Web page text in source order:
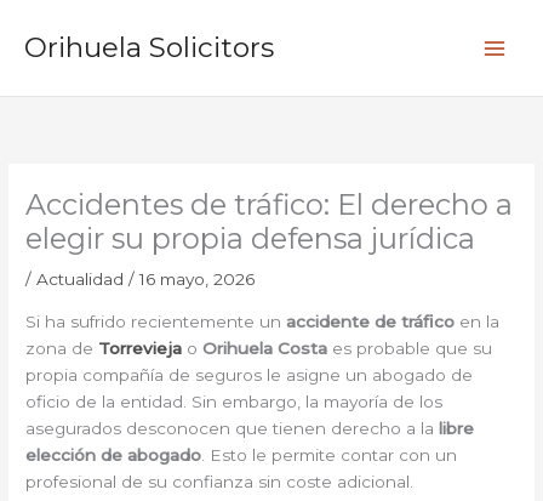
Orihuela Solicitors
Accidentes de tráfico: El derecho a
elegir su propia defensa jurídica
/Actualidad /16 mayo, 2026
Si ha sufrido recientemente unaccidente de tráfico en la
zona de Torrevieja oOrihuela Costa es probable que su
propia compañía de seguros le asigne un abogado de
oficio de la entidad. Sin embargo, la mayoría de los
asegurados desconocen que tienen derecho a la libre
elección de abogado . Esto le permite contar con un
profesional de su confianza sin coste adicional.
u